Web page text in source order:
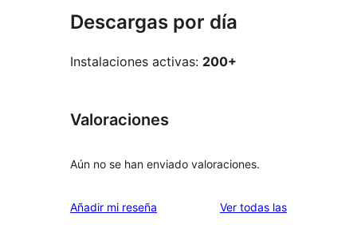
Descargas por día
Instalaciones activas: 200+
Valoraciones
Aún no se han enviado valoraciones.
Añadir mi reseña Ver todas lasvaloraciones